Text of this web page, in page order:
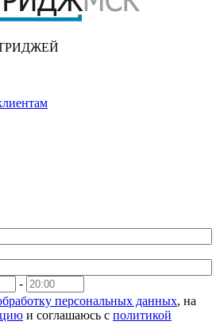
-
персональных данных, на
и соглашаюсь с политикой